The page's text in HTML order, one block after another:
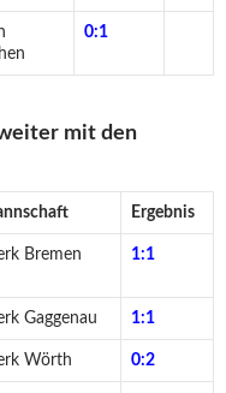
0:1
mit den
Ergebnis
Bremen 1:1
Gaggenau 1:1
Wörth 0:2